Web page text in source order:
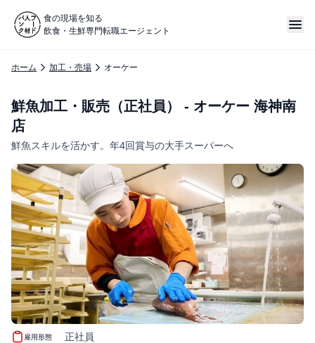
食の現場を知る
飲食・生鮮専門転職エージェント
ホーム 加工・売場 オーケー
鮮魚加工・販売（正社員） - オーケー 海神南
店
鮮魚スキルを活かす。年4回賞与の大手スーパーへ
雇用形態 正社員